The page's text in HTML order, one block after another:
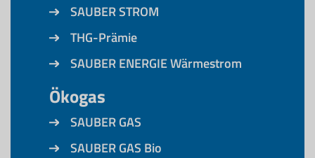
SAUBER STROM
THG-Prämie
SAUBER ENERGIE Wärmestrom
Ökogas
SAUBER GAS
SAUBER GAS Bio